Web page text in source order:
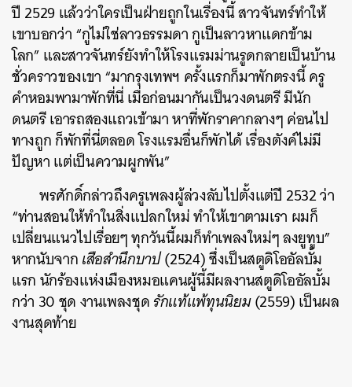
ปี 2529 แล้วว่าใครเป็นฝ่ายถูกในเรื่องนี้ สาวจันทร์ทำให้
เขาบอกว่า “กูไม่ใช่ลาวธรรมดา กูเป็นลาวหาแดกข้าม
โลก” และสาวจันทร์ยังทำให้โรงแรมม่านรูดกลายเป็นบ้าน
ชั่วคราวของเขา “มากรุงเทพฯ ครั้งแรกก็มาพักตรงนี้ ครู
คำหอมพามาพักที่นี่ เมื่อก่อนมากันเป็นวงดนตรี มีนัก
ดนตรี เอารถสองแถวเข้ามา หาที่พักราคากลางๆ ค่อนไป
ทางถูก ก็พักที่นี่ตลอด โรงแรมอื่นก็พักได้ เรื่องตังค์ไม่มี
ปัญหา แต่เป็นความผูกพัน”
พรศักดิ์กล่าวถึงครูเพลงผู้ล่วงลับไปตั้งแต่ปี 2532 ว่า
“ท่านสอนให้ทำในสิ่งแปลกใหม่ ทำให้เขาตามเรา ผมก็
เปลี่ยนแนวไปเรื่อยๆ ทุกวันนี้ผมก็ทำเพลงใหม่ๆ ลงยูทูบ”
หากนับจากเสือสำนึกบาป(2524) ซึ่งเป็นสตูดิโออัลบั้ม
แรก นักร้องแห่งเมืองหมอแคนผู้นี้มีผลงานสตูดิโออัลบั้ม
กว่า 30 ชุด งานเพลงชุดรักแท้แพ้ทุนนิยม(2559) เป็นผล
งานสุดท้าย